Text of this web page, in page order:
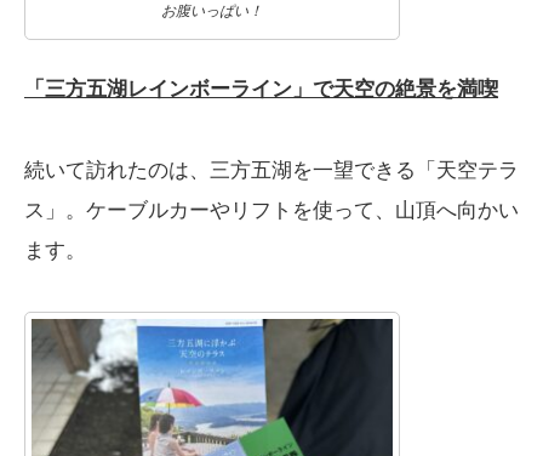
お腹いっぱい！
「三方五湖レインボーライン」で天空の絶景を満喫
続いて訪れたのは、三方五湖を一望できる「天空テラ
ス」。ケーブルカーやリフトを使って、山頂へ向かい
ます。